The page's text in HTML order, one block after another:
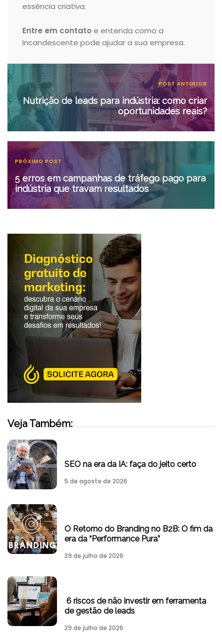
essência criativa.
Entre em contato e entenda como a
Incandescente pode ajudar a sua empresa.
POST ANTERIOR
Nutrição de leads para indústria: como criar
oportunidades reais?
PRÓXIMO POST
5 erros em campanhas de tráfego pago para
indústria que travam resultados
Veja Também:
SEO na era da IA: faça do jeito certo
5 de agosto de 2026
O Retorno do Branding no B2B: O fim da
era da “Performance Pura”
29 de julho de 2026
6 riscos de não investir em ferramenta
de gestão de leads
29 de julho de 2026